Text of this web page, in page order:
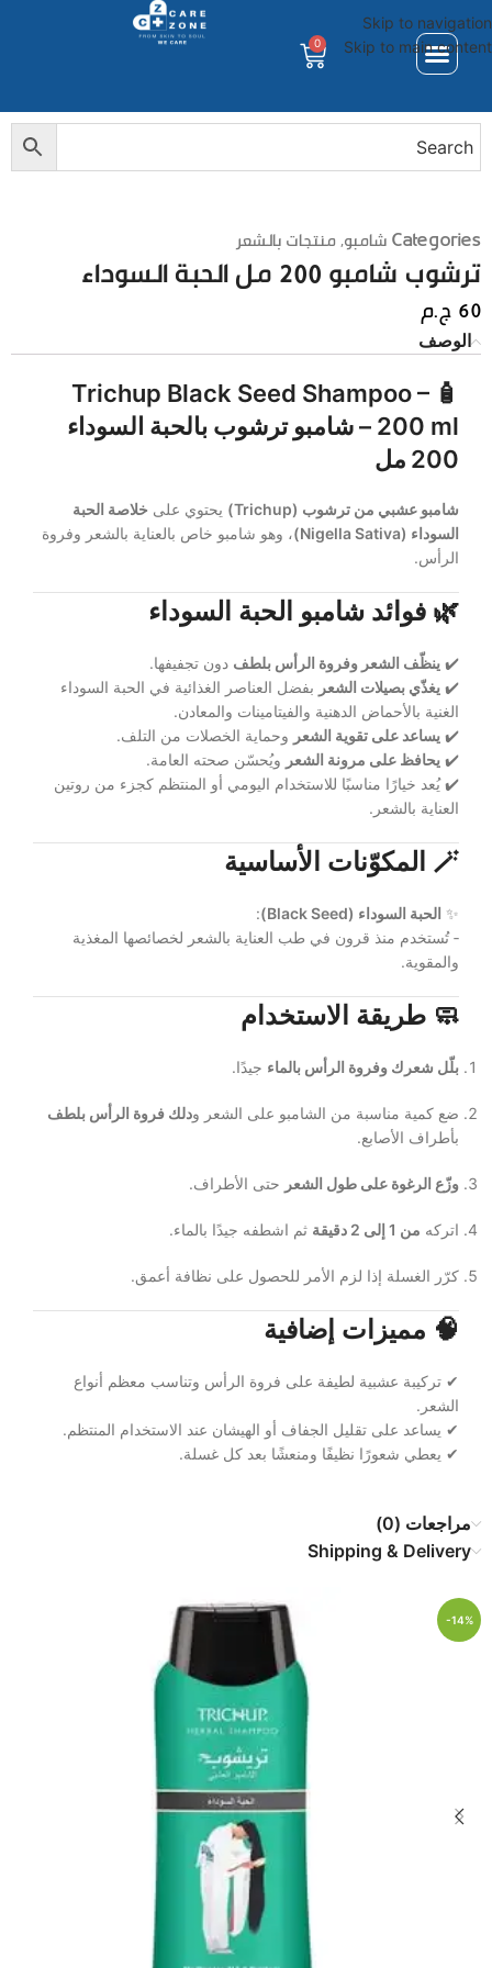
Skip to navigation
Skip to main content
0
Categoriesشامبو,منتجات بالشعر
ترشوب شامبو 200 مل الحبة السوداء
60ج.م
الوصف
🧴
Trichup Black Seed Shampoo –
200 ml
–شامبو ترشوب بالحبة السوداء
200 مل
شامبو عشبي من ترشوب (Trichup) يحتوي على خلاصة الحبة
السوداء (Nigella Sativa)
، وهو شامبو خاص بالعناية بالشعر وفروة
الرأس.
🌿 فوائد شامبو الحبة السوداء
✔️ ينظّف الشعر وفروة الرأس بلطف دون تجفيفها.
✔️ يغذّي بصيلات الشعر بفضل العناصر الغذائية في الحبة السوداء
الغنية بالأحماض الدهنية والفيتامينات والمعادن.
✔️ يساعد على تقوية الشعر وحماية الخصلات من التلف.
✔️ يحافظ على مرونة الشعر ويُحسّن صحته العامة.
✔️ يُعد خيارًا مناسبًا للاستخدام اليومي أو المنتظم كجزء من روتين
العناية بالشعر.
🪄 المكوّنات الأساسية
✨ الحبة السوداء (Black Seed)
:
‑ تُستخدم منذ قرون في طب العناية بالشعر لخصائصها المغذية
والمقوية.
🧼 طريقة الاستخدام
بلّل شعرك وفروة الرأس بالماء جيدًا.
ضع كمية مناسبة من الشامبو على الشعر ودلك فروة الرأس بلطف
بأطراف الأصابع.
وزّع الرغوة على طول الشعر حتى الأطراف.
اتركه من 1 إلى 2 دقيقة ثم اشطفه جيدًا بالماء.
كرّر الغسلة إذا لزم الأمر للحصول على نظافة أعمق.
🧠 مميزات إضافية
✔ تركيبة عشبية لطيفة على فروة الرأس وتناسب معظم أنواع
الشعر.
✔ يساعد على تقليل الجفاف أو الهيشان عند الاستخدام المنتظم.
✔ يعطي شعورًا نظيفًا ومنعشًا بعد كل غسلة.
مراجعات (0)
Shipping & Delivery
-14%